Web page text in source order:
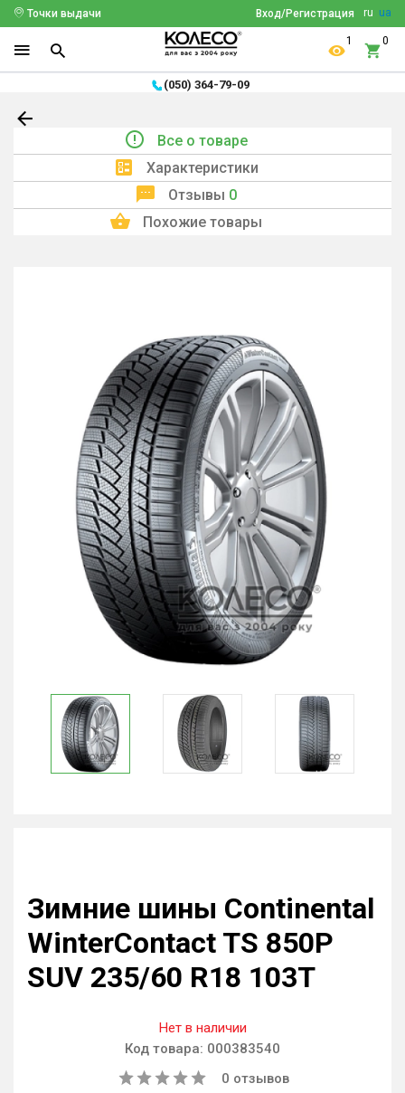
ru ua
Вход/Регистрация
Точки выдачи
1 0
(050) 364-79-09
Все о товаре
Характеристики
Отзывы 0
Похожие товары
Зимние шины Continental
WinterContact TS 850P
SUV 235/60 R18 103T
Нет в наличии
Код товара: 000383540
0 отзывов